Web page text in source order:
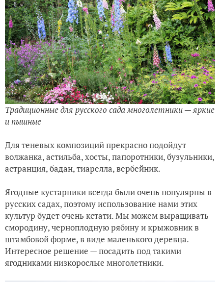
Традиционные для русского сада многолетники — яркие
и пышные
Для теневых композиций прекрасно подойдут
волжанка, астильба, хосты, папоротники, бузульники,
астранция, бадан, тиарелла, вербейник.
Ягодные кустарники всегда были очень популярны в
русских садах, поэтому использование нами этих
культур будет очень кстати. Мы можем выращивать
смородину, черноплодную рябину и крыжовник в
штамбовой форме, в виде маленького деревца.
Интересное решение — посадить под такими
ягодниками низкорослые многолетники.